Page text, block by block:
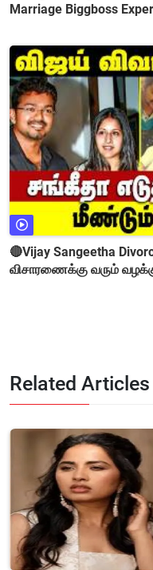
Marriage Biggboss
🔴Vijay Sangeetha
விசாரணைக்கு வரும்
Related Articles